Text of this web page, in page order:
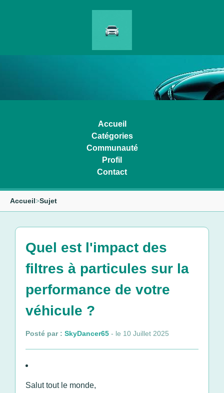
Accueil
Catégories
Communauté
Profil
Contact
Accueil>Sujet
Quel est l'impact des
filtres à particules sur la
performance de votre
véhicule ?
Posté par : SkyDancer65 - le 10 Juillet 2025
Salut tout le monde,